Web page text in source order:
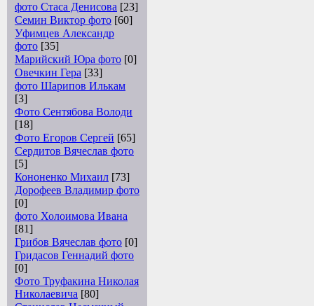
фото Стаса Денисова [23]
Семин Виктор фото [60]
Уфимцев Александр
фото [35]
Марийский Юра фото [0]
Овечкин Гера [33]
фото Шарипов Илькам
[3]
Фото Сентябова Володи
[18]
Фото Егоров Сергей [65]
Сердитов Вячеслав фото
[5]
Кононенко Михаил [73]
Дорофеев Владимир фото
[0]
фото Холоимова Ивана
[81]
Грибов Вячеслав фото [0]
Гридасов Геннадий фото
[0]
Фото Труфакина Николая
Николаевича [80]